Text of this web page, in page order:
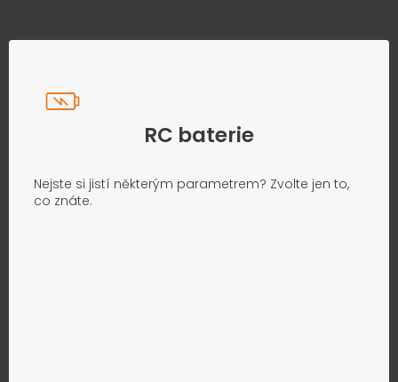
RC baterie
Nejste si jistí některým parametrem? Zvolte jen to,
co znáte.